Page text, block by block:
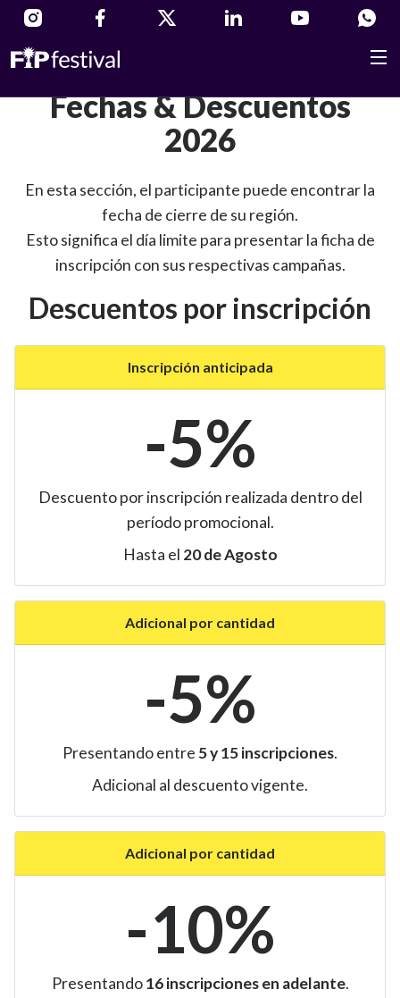
Fechas & Descuentos
2026
En esta sección, el participante puede encontrar la
fecha de cierre de su región.
Esto significa el día limite para presentar la ficha de
inscripción con sus respectivas campañas.
Descuentos por inscripción
Inscripción anticipada
-5%
Descuento por inscripción realizada dentro del
período promocional.
Hasta el 20 de Agosto
Adicional por cantidad
-5%
Presentando entre 5 y 15 inscripciones.
Adicional al descuento vigente.
Adicional por cantidad
-10%
Presentando16 inscripciones en adelante.